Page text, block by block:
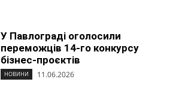
У Павлограді оголосили
переможців 14-го конкурсу
бізнес-проєктів
НОВИНИ 11.06.2026